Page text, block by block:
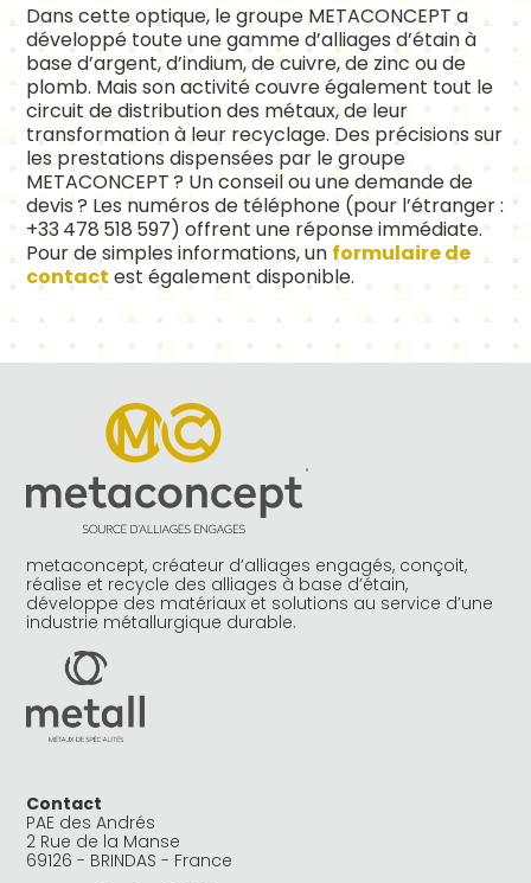
Dans cette optique, le groupe METACONCEPT a
développé toute une gamme d’alliages d’étain à
base d’argent, d’indium, de cuivre, de zinc ou de
plomb. Mais son activité couvre également tout le
circuit de distribution des métaux, de leur
transformation à leur recyclage. Des précisions sur
les prestations dispensées par le groupe
METACONCEPT ? Un conseil ou une demande de
devis ? Les numéros de téléphone (pour l’étranger :
+33 478 518 597) offrent une réponse immédiate.
Pour de simples informations, un formulaire de
contact est également disponible.
metaconcept, créateur d’alliages engagés, conçoit,
réalise et recycle des alliages à base d’étain,
développe des matériaux et solutions au service d’une
industrie métallurgique durable.
Contact
PAE des Andrés
2 Rue de la Manse
69126 - BRINDAS - France